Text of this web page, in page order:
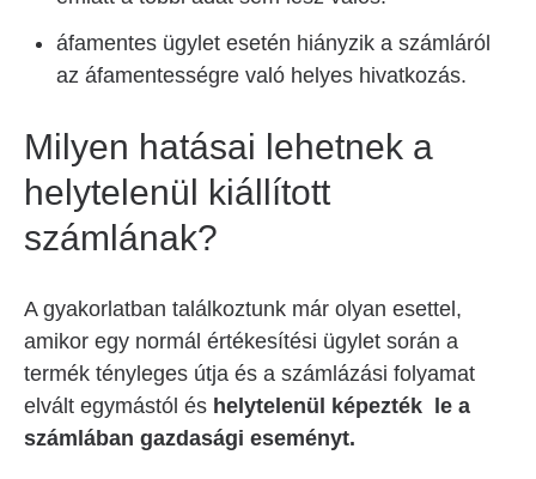
áfamentes ügylet esetén hiányzik a számláról
az áfamentességre való helyes hivatkozás.
Milyen hatásai lehetnek a
helytelenül kiállított
számlának?
A gyakorlatban találkoztunk már olyan esettel,
amikor egy normál értékesítési ügylet során a
termék tényleges útja és a számlázási folyamat
elvált egymástól és helytelenül képezték le a
számlában gazdasági eseményt.